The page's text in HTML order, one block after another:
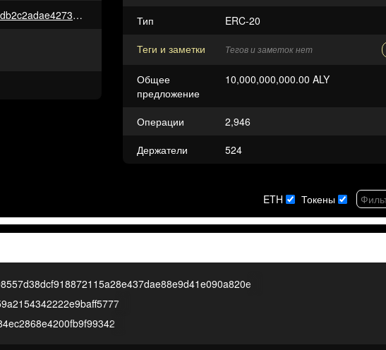
0xc5ce9b6cdd0945aa0b19bcf51e3d0f36cdb2c2adae427392d9f40440bf84f5b8
Тип
ERC-20
Теги и заметки
Тегов и заметок нет
Общее
предложение
10,000,000,000.00 ALY
Операции
2,946
Держатели
524
ETH Токены